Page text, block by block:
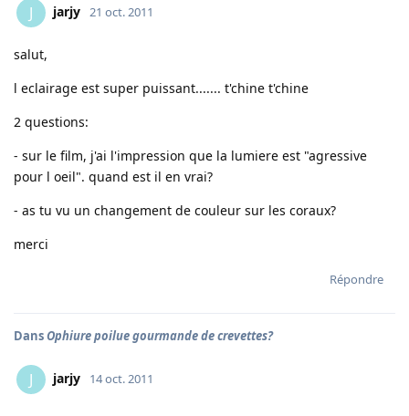
J jarjy 21 oct. 2011
salut,
l eclairage est super puissant....... t'chine t'chine
2 questions:
- sur le film, j'ai l'impression que la lumiere est "agressive
pour l oeil". quand est il en vrai?
- as tu vu un changement de couleur sur les coraux?
merci
Répondre
DansOphiure poilue gourmande de crevettes?
J jarjy 14 oct. 2011